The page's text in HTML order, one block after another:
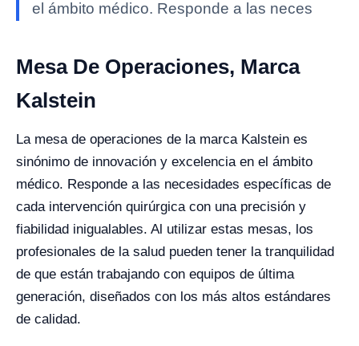
el ámbito médico. Responde a las neces
Mesa De Operaciones, Marca
Kalstein
La mesa de operaciones de la marca Kalstein es
sinónimo de innovación y excelencia en el ámbito
médico. Responde a las necesidades específicas de
cada intervención quirúrgica con una precisión y
fiabilidad inigualables. Al utilizar estas mesas, los
profesionales de la salud pueden tener la tranquilidad
de que están trabajando con equipos de última
generación, diseñados con los más altos estándares
de calidad.